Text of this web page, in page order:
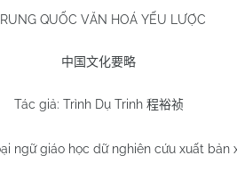
QUỐC VĂN HOÁ YẾU LƯỢC
中国文化要略
Tác giả: Trình Dụ Trinh 程裕祯
ngữ giáo học dữ nghiên cứu xuất bản